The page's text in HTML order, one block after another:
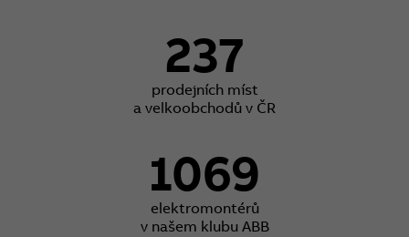
237
prodejních míst
a velkoobchodů v ČR
1069
elektromontérů
v našem klubu ABB